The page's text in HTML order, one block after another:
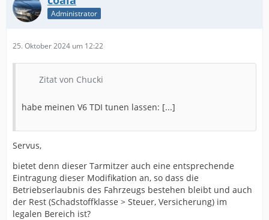
Administrator
25. Oktober 2024 um 12:22
Zitat von Chucki
habe meinen V6 TDI tunen lassen: [...]
Servus,
bietet denn dieser Tarmitzer auch eine entsprechende
Eintragung dieser Modifikation an, so dass die
Betriebserlaubnis des Fahrzeugs bestehen bleibt und auch
der Rest (Schadstoffklasse > Steuer, Versicherung) im
legalen Bereich ist?